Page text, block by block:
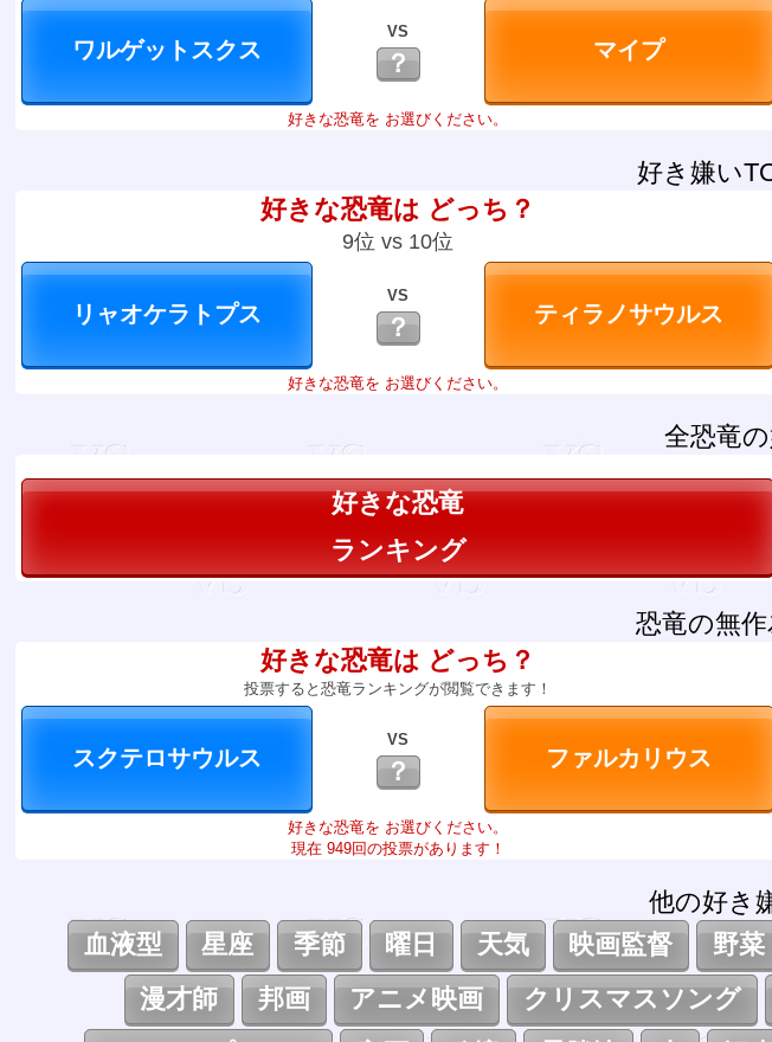
VS
？
好きな恐竜を お選びください。
好き嫌い
好きな恐竜は どっち？
9位 vs 10位
VS
？
好きな恐竜を お選びください。
全恐竜
好きな恐竜
ランキング
恐竜の無
好きな恐竜は どっち？
投票すると恐竜ランキングが閲覧できます！
VS
？
好きな恐竜を お選びください。
現在 949回の投票があります！
他の好き
血液型
星座 季節 曜日 天気 映画監督 野菜
漫才師
邦画 アニメ映画 クリスマスソング